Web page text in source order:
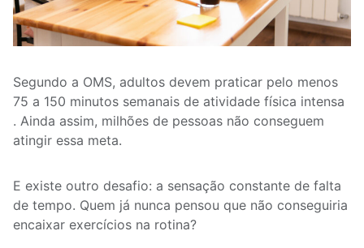
Segundo a OMS, adultos devem praticar pelo menos
75 a 150 minutos semanais de atividade física intensa
. Ainda assim, milhões de pessoas não conseguem
atingir essa meta.
E existe outro desafio: a sensação constante de falta
de tempo. Quem já nunca pensou que não conseguiria
encaixar exercícios na rotina?